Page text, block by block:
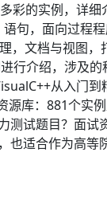
彩的实例，详
句，面向过程
，文档与视图，
行介绍，涉及
从入门
源库：881个实
测试题目？面试
也适合作为高等